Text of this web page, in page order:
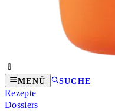
MENÜ SUCHE
Rezepte
Dossiers